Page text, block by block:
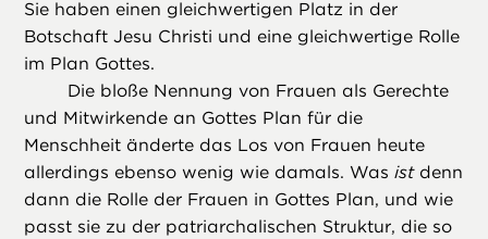
Sie haben einen gleichwertigen Platz in der
Botschaft Jesu Christi und eine gleichwertige Rolle
im Plan Gottes.
Die bloße Nennung von Frauen als Gerechte
und Mitwirkende an Gottes Plan für die
Menschheit änderte das Los von Frauen heute
allerdings ebenso wenig wie damals. Wasistdenn
dann die Rolle der Frauen in Gottes Plan, und wie
passt sie zu der patriarchalischen Struktur, die so